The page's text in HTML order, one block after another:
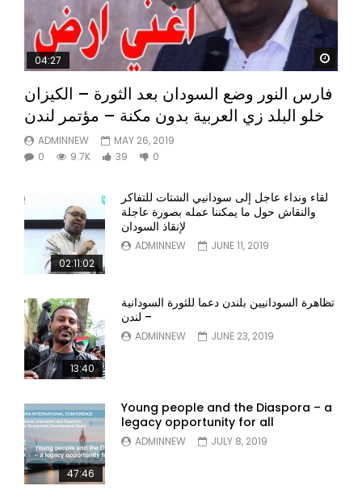
04:27
فارس النور وضع السودان بعد الثورة – الكيزان
خلو البلد زي العربية بدون مكنة – مؤتمر لندن
ADMINNEW
MAY 26, 2019
0
9.7K 39 0
02:11:02
لقاء ونداء عاجل إلى سودانيي الشتات للتفاكر
والنقاش حول ما يمكننا عمله بصورة عاجلة
لإنقاذ السودان
ADMINNEW JUNE 11, 2019
13:40
تظاهرة السودانيين بلندن دعما للثورة السودانية
– لندن
ADMINNEW JUNE 23, 2019
47:46
Young people and the Diaspora – a
legacy opportunity for all
ADMINNEW JULY 8, 2019